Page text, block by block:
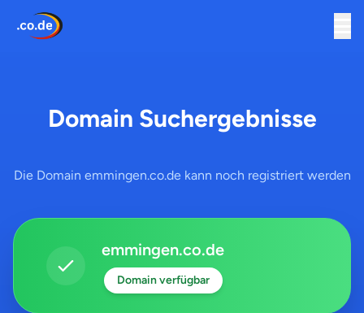
Domain Suchergebnisse
Die Domain emmingen.co.de kann noch registriert werden
emmingen.co.de
Domain verfügbar